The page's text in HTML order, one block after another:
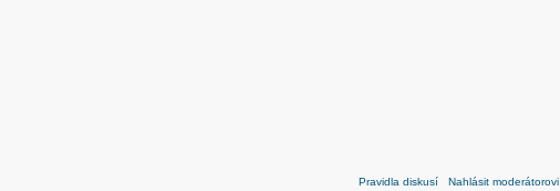
Pravidla diskusí Nahlásit moderátorovi